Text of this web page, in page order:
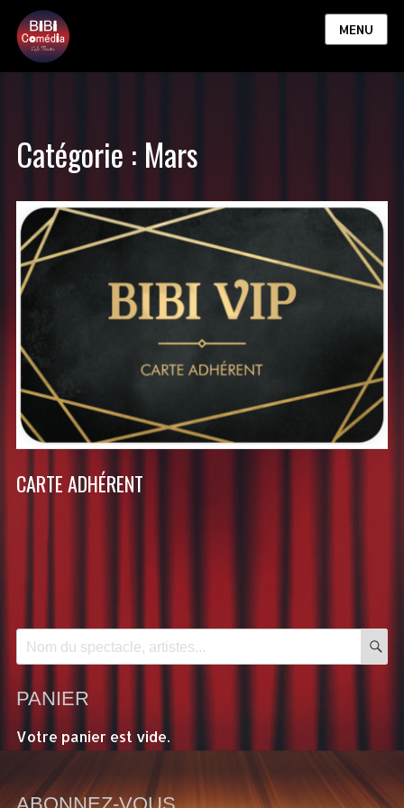
MENU
Catégorie : Mars
CARTE ADHÉRENT
Recherche
pour:
PANIER
Votre panier est vide.